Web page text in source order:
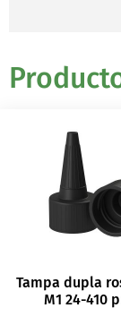
Tampa dupla
M1 24-410